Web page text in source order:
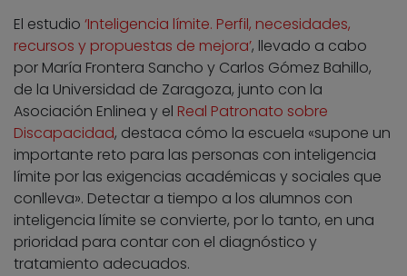
El estudio ‘Inteligencia límite. Perfil, necesidades,
recursos y propuestas de mejora’, llevado a cabo
por María Frontera Sancho y Carlos Gómez Bahillo,
de la Universidad de Zaragoza, junto con la
Asociación Enlinea y el Real Patronato sobre
Discapacidad, destaca cómo la escuela «supone un
importante reto para las personas con inteligencia
límite por las exigencias académicas y sociales que
conlleva». Detectar a tiempo a los alumnos con
inteligencia límite se convierte, por lo tanto, en una
prioridad para contar con el diagnóstico y
tratamiento adecuados.